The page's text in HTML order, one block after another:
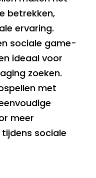
betrekken,
ervaring.
sociale game-
ideaal voor
zoeken.
met
meer
sociale